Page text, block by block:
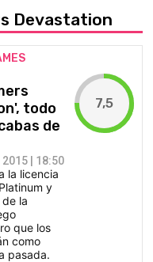
Devastation
todo
de
| 18:50
la licencia
y
la
que los
como
pasada.
7,5